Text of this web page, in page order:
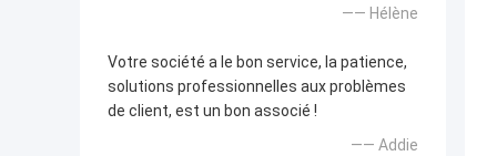
—— Hélène
Votre société a le bon service, la patience,
solutions professionnelles aux problèmes
de client, est un bon associé !
—— Addie